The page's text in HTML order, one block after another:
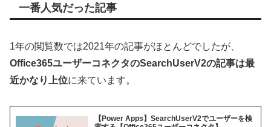
一番人気だった記事
1年の閲覧数では2021年の記事がほとんどでしたが、
Office365ユーザーコネクタのSearchUserV2の記事は最
近かなり上位に来ています。
【Power Apps】SearchUserV2でユーザーを検